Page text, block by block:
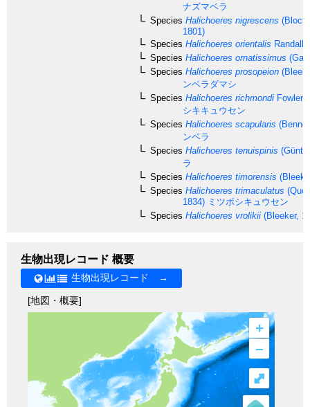
ナズマベラ
Species Halichoeres nigrescens (Bloch
1801)
Species Halichoeres orientalis Randall,
Species Halichoeres ornatissimus
Species Halichoeres prosopeion
ンベラダマシ
Species Halichoeres richmondi Fowler
シキキュウセン
Species Halichoeres scapularis
ンベラ
Species Halichoeres tenuispinis
ラ
Species Halichoeres timorensis
Species Halichoeres trimaculatus
1834) ミツボシキュウセン
Species Halichoeres vrolikii (Bleeker,
生物出現レコード 概要
生物出現レコード →
[地図・概要]
+
–
⤢